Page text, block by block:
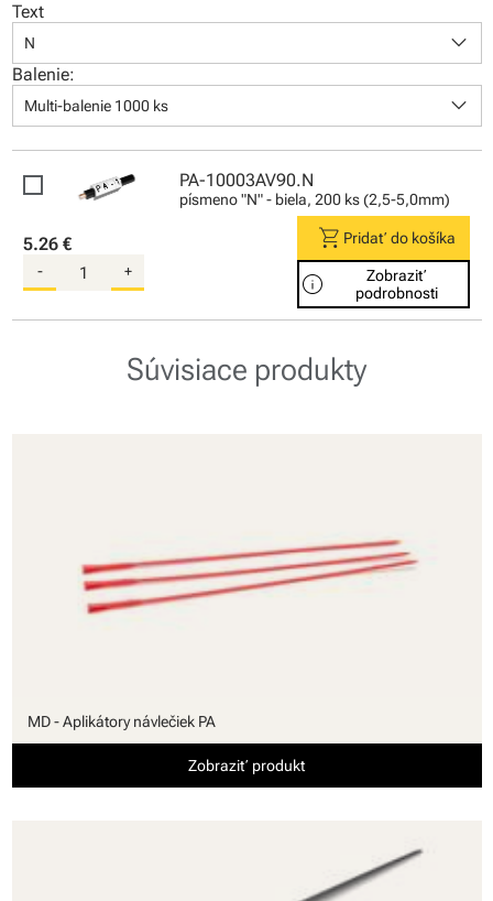
Text
N keyboard_arrow_down
Balenie:
Multi-balenie 1000 ks keyboard_arrow_down
PA-10003AV90.N
písmeno "N" - biela, 200 ks (2,5-5,0mm)
5.26 €
- +
shopping_cart Pridať do košíka
info
Zobraziť
podrobnosti
Súvisiace produkty
MD - Aplikátory návlečiek PA
Zobraziť produkt